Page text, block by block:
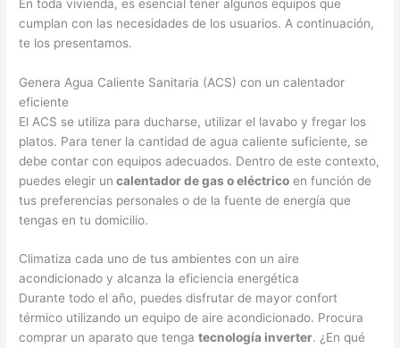
En toda vivienda, es esencial tener algunos equipos que
cumplan con las necesidades de los usuarios. A continuación,
te los presentamos.
Genera Agua Caliente Sanitaria (ACS) con un calentador
eficiente
El ACS se utiliza para ducharse, utilizar el lavabo y fregar los
platos. Para tener la cantidad de agua caliente suficiente, se
debe contar con equipos adecuados. Dentro de este contexto,
puedes elegir un calentador de gas o eléctrico en función de
tus preferencias personales o de la fuente de energía que
tengas en tu domicilio.
Climatiza cada uno de tus ambientes con un aire
acondicionado y alcanza la eficiencia energética
Durante todo el año, puedes disfrutar de mayor confort
térmico utilizando un equipo de aire acondicionado. Procura
comprar un aparato que tengatecnología inverter. ¿En qué